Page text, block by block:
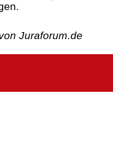
Juraforum.de